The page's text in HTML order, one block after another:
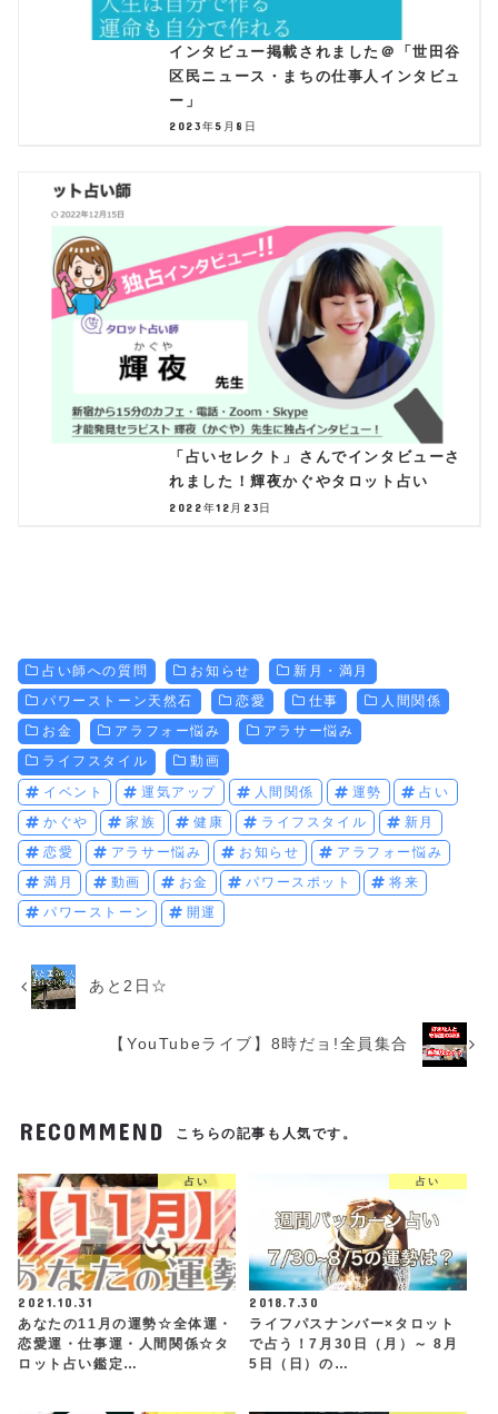
インタビュー掲載されました＠「世田谷
区民ニュース・まちの仕事人インタビュ
ー」
2023年5月8日
「占いセレクト」さんでインタビューさ
れました！輝夜かぐやタロット占い
2022年12月23日
占い師への質問 お知らせ
新月・満月
パワーストーン天然石
恋愛 仕事
人間関係
お金
アラフォー悩み
アラサー悩み
ライフスタイル
動画
イベント
運気アップ 人間関係 運勢
占い
かぐや
家族 健康 ライフスタイル
新月
恋愛
アラサー悩み お知らせ
アラフォー悩み
満月
動画 お金 パワースポット
将来
パワーストーン
開運
あと2日☆
【YouTubeライブ】8時だョ!全員集合
RECOMMEND こちらの記事も人気です。
占い
2021.10.31
あなたの11月の運勢☆全体運・
恋愛運・仕事運・人間関係☆タ
ロット占い鑑定…
占い
2018.7.30
ライフパスナンバー×タロット
で占う！7月30日（月）～ 8月
5日（日）の…